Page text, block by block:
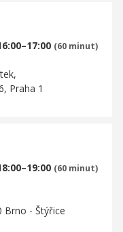
(60 minut)
Praha 1
(60 minut)
Brno - Štýřice